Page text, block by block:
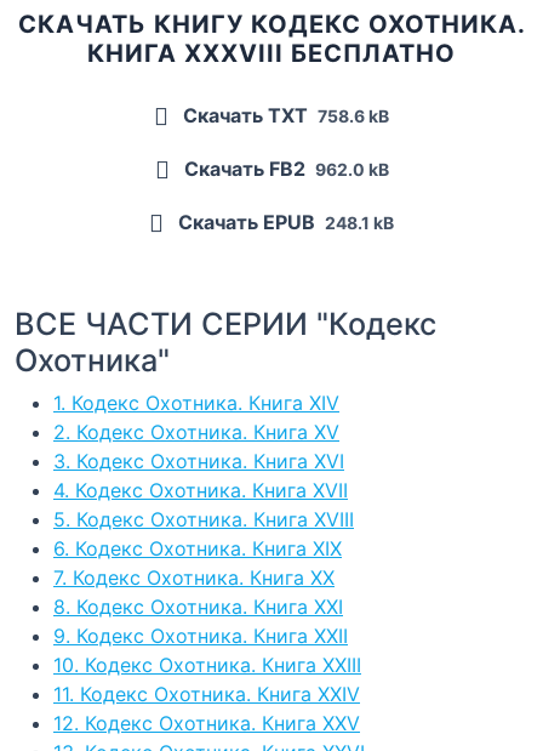
СКАЧАТЬ КНИГУ КОДЕКС ОХОТНИКА.
КНИГА XXXVIII БЕСПЛАТНО
Скачать TXT 758.6 kB
Скачать FB2 962.0 kB
Скачать EPUB 248.1 kB
ВСЕ ЧАСТИ СЕРИИ "Кодекс
Охотника"
1. Кодекс Охотника. Книга XIV
2. Кодекс Охотника. Книга XV
3. Кодекс Охотника. Книга XVI
4. Кодекс Охотника. Книга XVII
5. Кодекс Охотника. Книга XVIII
6. Кодекс Охотника. Книга XIX
7. Кодекс Охотника. Книга ХХ
8. Кодекс Охотника. Книга XXI
9. Кодекс Охотника. Книга XXII
10. Кодекс Охотника. Книга XXIII
11. Кодекс Охотника. Книга XXIV
12. Кодекс Охотника. Книга XXV